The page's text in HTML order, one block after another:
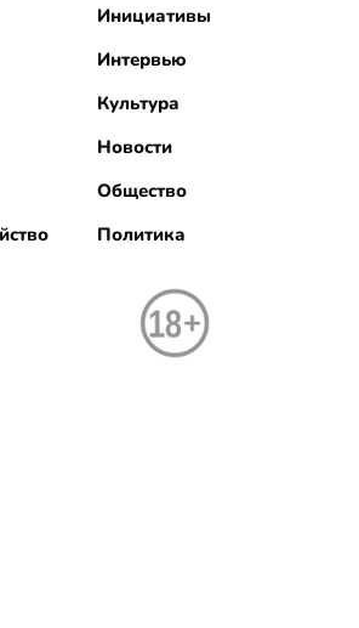
Инициативы
Интервью
Культура
Новости
Общество
Политика